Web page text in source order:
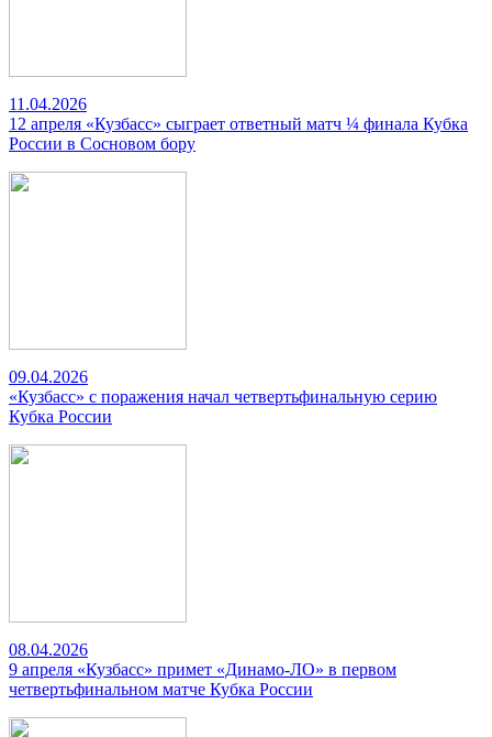
11.04.2026
12 апреля «Кузбасс» сыграет ответный матч ¼ финала Кубка
России в Сосновом бору
09.04.2026
«Кузбасс» с поражения начал четвертьфинальную серию
Кубка России
08.04.2026
9 апреля «Кузбасс» примет «Динамо-ЛО» в первом
четвертьфинальном матче Кубка России